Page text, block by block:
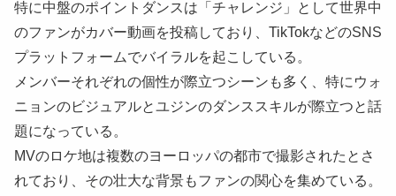
特に中盤のポイントダンスは「チャレンジ」として世界中
のファンがカバー動画を投稿しており、TikTokなどのSNS
プラットフォームでバイラルを起こしている。
メンバーそれぞれの個性が際立つシーンも多く、特にウォ
ニョンのビジュアルとユジンのダンススキルが際立つと話
題になっている。
MVのロケ地は複数のヨーロッパの都市で撮影されたとさ
れており、その壮大な背景もファンの関心を集めている。